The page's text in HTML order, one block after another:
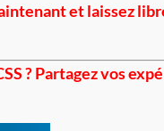
et laissez
? Partagez vos